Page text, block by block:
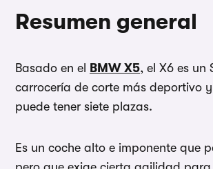
Resumen general
Basado en el BMW X5, el X6 es un
carrocería de corte más deportivo
puede tener siete plazas.
Es un coche alto e imponente que